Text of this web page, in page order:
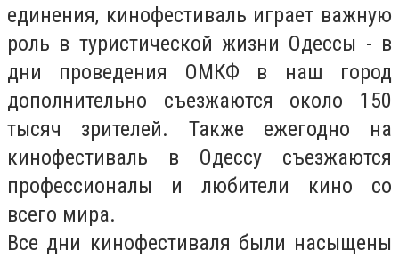
единения, кинофестиваль играет важную
роль в туристической жизни Одессы - в
дни проведения ОМКФ в наш город
дополнительно съезжаются около 150
тысяч зрителей. Также ежегодно на
кинофестиваль в Одессу съезжаются
профессионалы и любители кино со
всего мира.
Все дни кинофестиваля были насыщены